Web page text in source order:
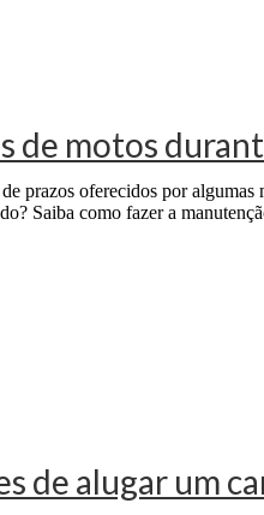
de motos
prazos oferecidos por
Saiba como fazer a
de alugar um